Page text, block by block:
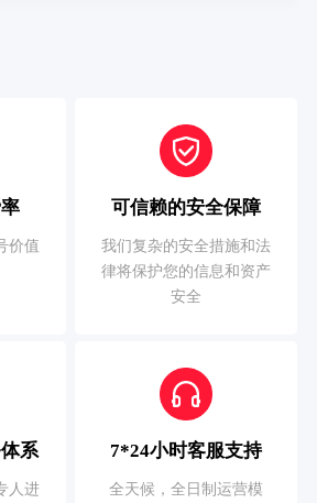
价值
可信赖的安全保障
我们复杂的安全措施和法
律将保护您的信息和资产
安全
系
人进
7*24小时客服支持
全天候，全日制运营模